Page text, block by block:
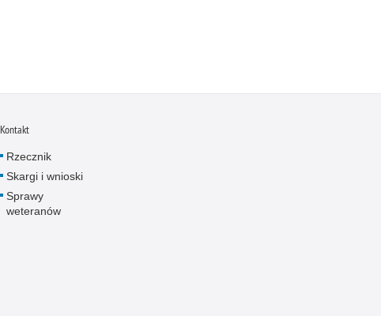
Nietrzeźwi kierujący
Nietrzeźwi opiekunowie
Kontakt
Rzecznik
Skargi i wnioski
Sprawy
weteranów